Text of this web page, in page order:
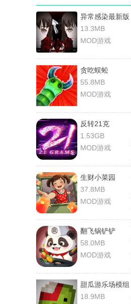
异常感染最新版
13.3MB
MOD游戏
贪吃蜈蚣
55.8MB
MOD游戏
反转21克
1.53GB
MOD游戏
生财小菜园
37.8MB
MOD游戏
翻飞锅铲铲
58.0MB
MOD游戏
甜瓜游乐场模组
版
18.9MB